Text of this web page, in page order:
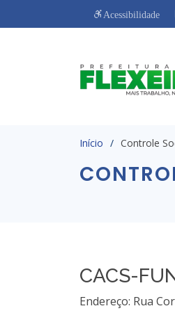
Acessibilidade
Início Controle
CACS-
Endereço: Rua